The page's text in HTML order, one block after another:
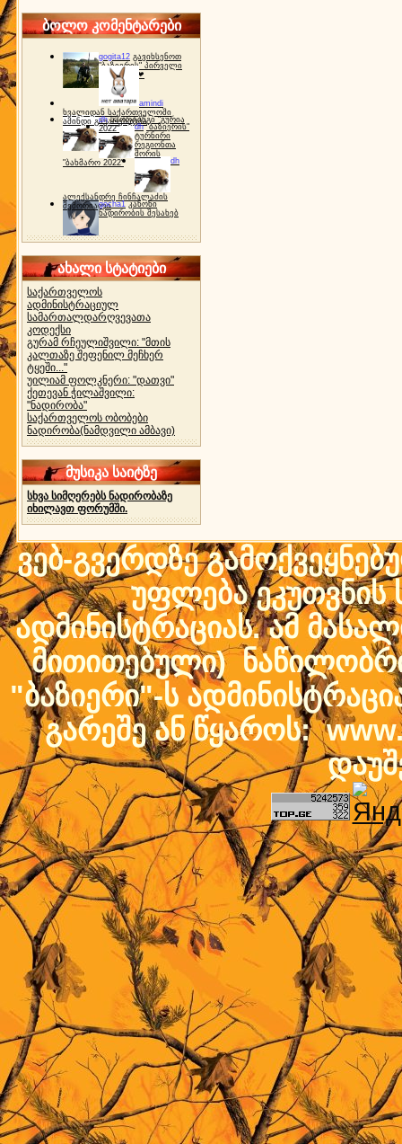
ბოლო კომენტარები
gogita12 გავიხსენოთ
"ბაზიერის" პირველი
ტურნირი ❤
amindi
ხვალიდან საქართველოში
ამინდი გაუარესდება
dh სპორტინგი "გურია
2022"
dh "ბაზიერის"
ტურნირი
რეგიონთა
შორის
"ბახმარო 2022"
dh
ალექსანდრე ჩინჩალაძის
მემორიალიgocha1 კანონი
ნადირობის შესახებ
ახალი სტატიები
საქართველოს
ადმინისტრაციულ
სამართალდარღვევათა
კოდექსი
გურამ რჩეულიშვილი: "მთის
კალთაზე შეფენილ მეჩხერ
ტყეში..."
უილიამ ფოლკნერი: "დათვი"
ქეთევან ჭილაშვილი:
"ნადირობა"
საქართველოს ობობები
ნადირობა(ნამდვილი ამბავი)
მუსიკა საიტზე
სხვა სიმღერებს ნადირობაზე
იხილავთ ფორუმში.
ვებ-გვერდზე
უფლება ეკუთვნის
ადმინისტრაციას. ამ
მითითებული)
"ბაზიერი"-ს
გარეშე ან წყაროს: